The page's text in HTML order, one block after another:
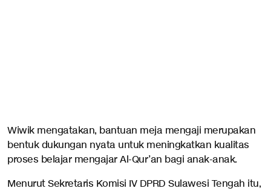
Wiwik mengatakan, bantuan meja mengaji merupakan
bentuk dukungan nyata untuk meningkatkan kualitas
proses belajar mengajar Al-Qur’an bagi anak-anak.
Menurut Sekretaris Komisi IV DPRD Sulawesi Tengah itu,